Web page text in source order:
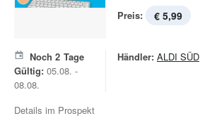
Preis: € 5,99
Noch 2 Tage
Gültig: 05.08. -
08.08.
Händler: ALDI SÜD
Details im Prospekt